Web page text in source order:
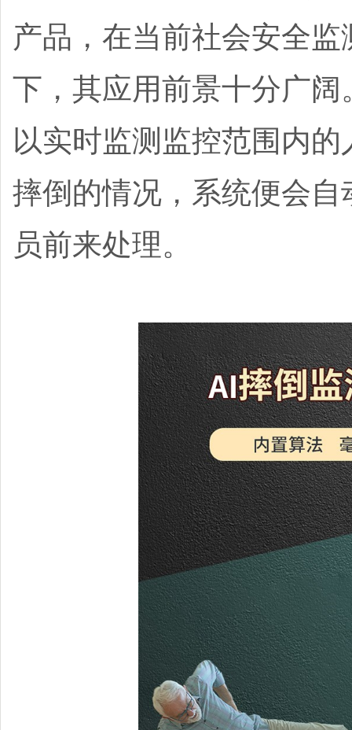
产品，在当前社会安全
下，其应用前景十分广
以实时监测监控范围内
摔倒的情况，系统便会
员前来处理。